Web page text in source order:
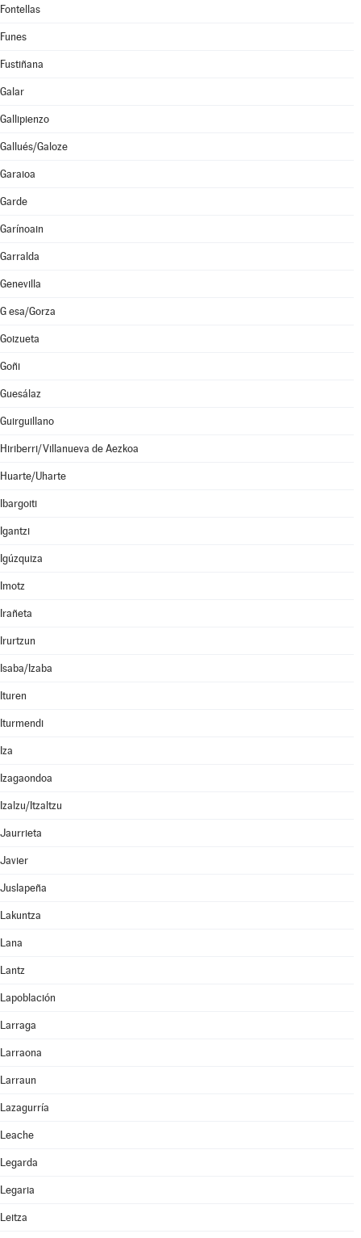
Fontellas
Funes
Fustiñana
Galar
Gallipienzo
Gallués/Galoze
Garaioa
Garde
Garínoain
Garralda
Genevilla
G esa/Gorza
Goizueta
Goñi
Guesálaz
Guirguillano
Hiriberri/Villanueva de Aezkoa
Huarte/Uharte
Ibargoiti
Igantzi
Igúzquiza
Imotz
Irañeta
Irurtzun
Isaba/Izaba
Ituren
Iturmendi
Iza
Izagaondoa
Izalzu/Itzaltzu
Jaurrieta
Javier
Juslapeña
Lakuntza
Lana
Lantz
Lapoblación
Larraga
Larraona
Larraun
Lazagurría
Leache
Legarda
Legaria
Leitza